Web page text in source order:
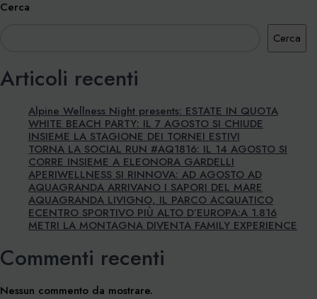
Cerca
Cerca
Articoli recenti
Alpine Wellness Night presents: ESTATE IN QUOTA
WHITE BEACH PARTY: IL 7 AGOSTO SI CHIUDE
INSIEME LA STAGIONE DEI TORNEI ESTIVI
TORNA LA SOCIAL RUN #AQ1816: IL 14 AGOSTO SI
CORRE INSIEME A ELEONORA GARDELLI
APERIWELLNESS SI RINNOVA: AD AGOSTO AD
AQUAGRANDA ARRIVANO I SAPORI DEL MARE
AQUAGRANDA LIVIGNO, IL PARCO ACQUATICO
ECENTRO SPORTIVO PIÙ ALTO D’EUROPA:A 1.816
METRI LA MONTAGNA DIVENTA FAMILY EXPERIENCE
Commenti recenti
Nessun commento da mostrare.